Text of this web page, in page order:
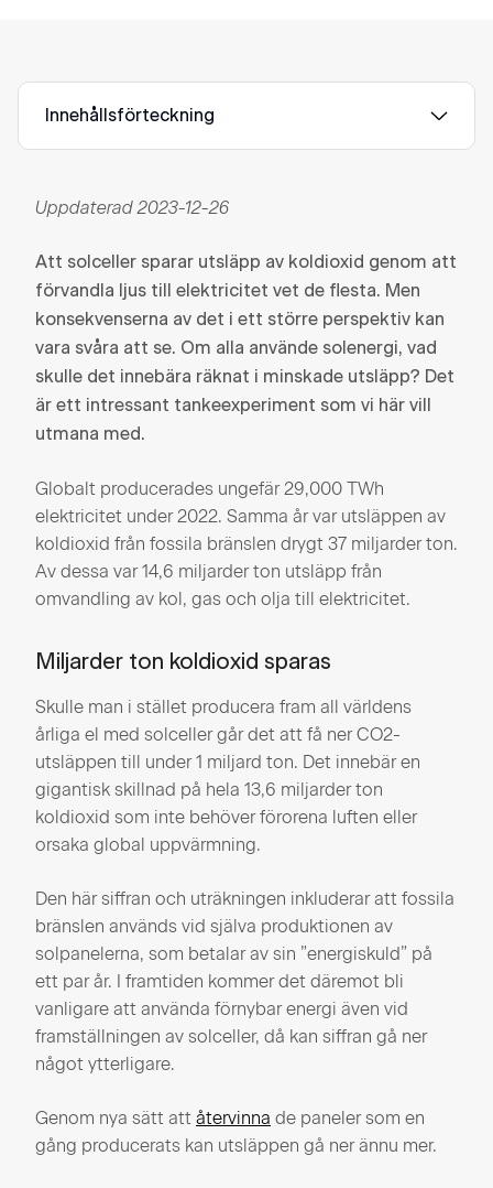
Innehållsförteckning
Uppdaterad 2023-12-26
Att solceller sparar utsläpp av koldioxid genom att
förvandla ljus till elektricitet vet de flesta. Men
konsekvenserna av det i ett större perspektiv kan
vara svåra att se. Om alla använde solenergi, vad
skulle det innebära räknat i minskade utsläpp? Det
är ett intressant tankeexperiment som vi här vill
utmana med.
Globalt producerades ungefär 29,000 TWh
elektricitet under 2022. Samma år var utsläppen av
koldioxid från fossila bränslen drygt 37 miljarder ton.
Av dessa var 14,6 miljarder ton utsläpp från
omvandling av kol, gas och olja till elektricitet.
Miljarder ton koldioxid sparas
Skulle man i stället producera fram all världens
årliga el med solceller går det att få ner CO2-
utsläppen till under 1 miljard ton. Det innebär en
gigantisk skillnad på hela 13,6 miljarder ton
koldioxid som inte behöver förorena luften eller
orsaka global uppvärmning.
Den här siffran och uträkningen inkluderar att fossila
bränslen används vid själva produktionen av
solpanelerna, som betalar av sin ”energiskuld” på
ett par år. I framtiden kommer det däremot bli
vanligare att använda förnybar energi även vid
framställningen av solceller, då kan siffran gå ner
något ytterligare.
Genom nya sätt att återvinna de paneler som en
gång producerats kan utsläppen gå ner ännu mer.